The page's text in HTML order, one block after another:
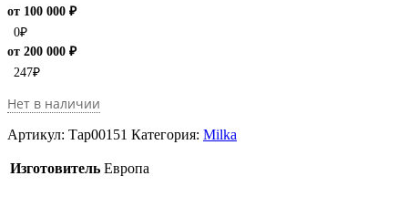
от 100 000 ₽
0₽
от 200 000 ₽
247₽
Нет в наличии
Артикул: Тар00151 Категория: Milka
Изготовитель Европа